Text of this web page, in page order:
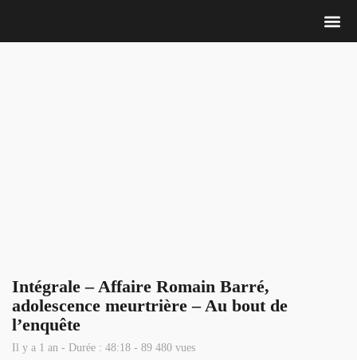
Intégrale – Affaire Romain Barré,
adolescence meurtrière – Au bout de
l’enquête
Il y a 1 an - Durée : 48:18 - 89 480 vues